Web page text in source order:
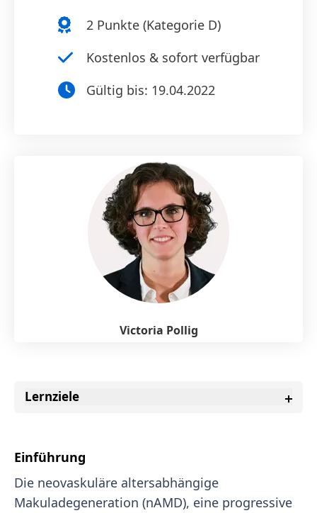
2Punkte (Kategorie D)
Kostenlos & sofort verfügbar
Gültig bis: 19.04.2022
Victoria Pollig
Lernziele
Einführung
Die neovaskuläre altersabhängige
Makuladegeneration (nAMD), eine progressive